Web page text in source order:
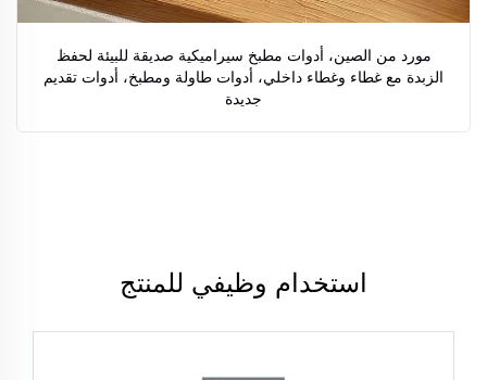
مورد من الصين، أدوات مطبخ سيراميكية صديقة للبيئة لحفظ
الزبدة مع غطاء وغطاء داخلي، أدوات طاولة ومطبخ، أدوات تقديم
جديدة
استخدام وظيفي للمنتج